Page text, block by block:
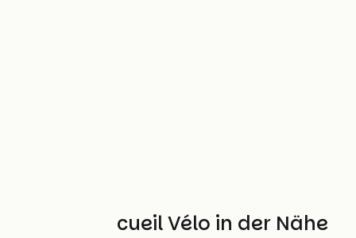
Weitere Accueil Vélo in der Nähe